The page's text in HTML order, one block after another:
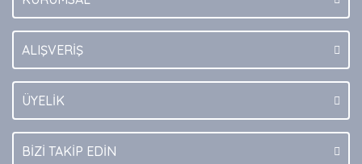
ALIŞVERİŞ
ÜYELİK
BİZİ TAKİP EDİN